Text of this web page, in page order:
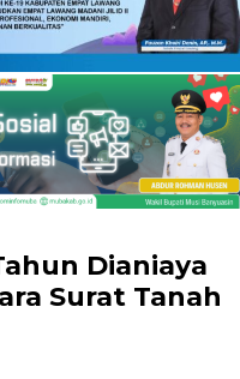
Dianiaya
Surat Tanah